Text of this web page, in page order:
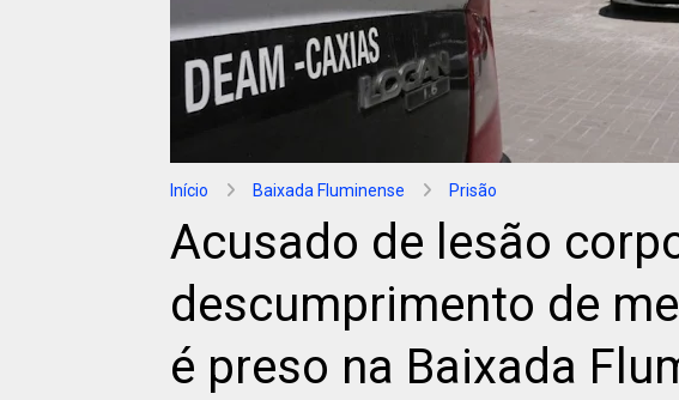
Início Baixada Fluminense Prisão
Acusado de lesão
descumprimento de
é preso na Baixada